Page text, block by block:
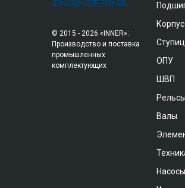
© 2015 - 2026 «INNER»:
Производство и поставка
промышленных
комплектующих
ОПУ
ШВП
Валы
Насосы